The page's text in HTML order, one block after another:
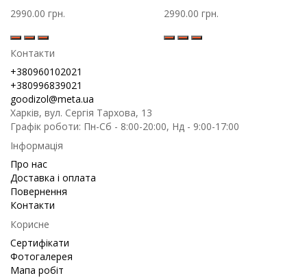
2990.00 грн.
2990.00 грн.
Контакти
+380960102021
+380996839021
goodizol@meta.ua
Харків, вул. Сергія Тархова, 13
Графік роботи: Пн-Сб - 8:00-20:00, Нд - 9:00-17:00
Інформація
Про нас
Доставка і оплата
Повернення
Контакти
Корисне
Сертифікати
Фотогалерея
Мапа робіт